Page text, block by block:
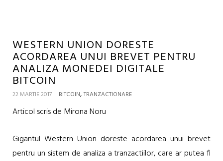
WESTERN UNION DORESTE
ACORDAREA UNUI BREVET PENTRU
ANALIZA MONEDEI DIGITALE
BITCOIN
22 MARTIE 2017 BITCOIN, TRANZACTIONARE
Articol scris de Mirona Noru
Gigantul Western Union doreste acordarea unui brevet
pentru un sistem de analiza a tranzactiilor, care ar putea fi